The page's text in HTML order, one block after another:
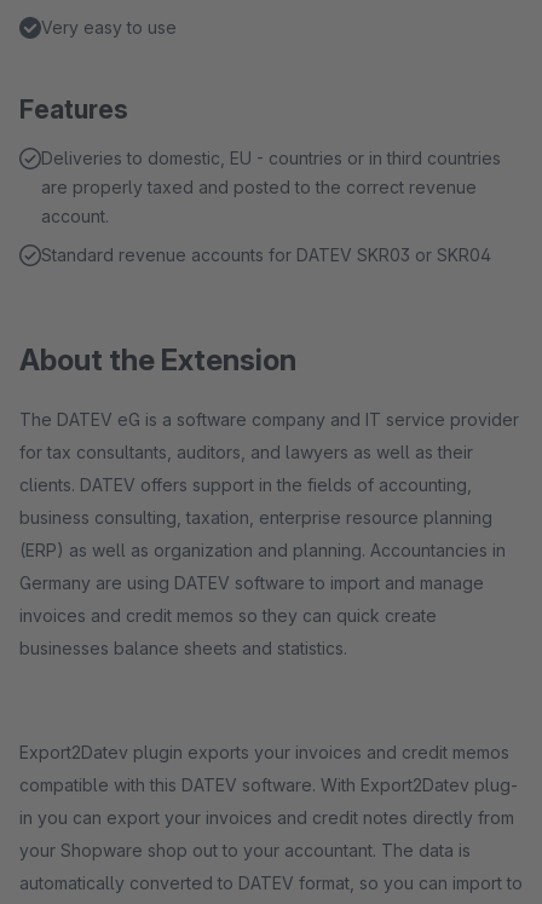
Very easy to use
Features
Deliveries to domestic, EU - countries or in third countries
are properly taxed and posted to the correct revenue
account.
Standard revenue accounts for DATEV SKR03 or SKR04
About the Extension
The DATEV eG is a software company and IT service provider
for tax consultants, auditors, and lawyers as well as their
clients. DATEV offers support in the fields of accounting,
business consulting, taxation, enterprise resource planning
(ERP) as well as organization and planning. Accountancies in
Germany are using DATEV software to import and manage
invoices and credit memos so they can quick create
businesses balance sheets and statistics.
Export2Datev plugin exports your invoices and credit memos
compatible with this DATEV software. With Export2Datev plug-
in you can export your invoices and credit notes directly from
your Shopware shop out to your accountant. The data is
automatically converted to DATEV format, so you can import to